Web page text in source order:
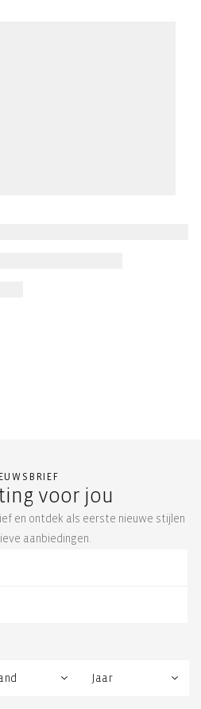
voor jou
en ontdek als eerste nieuwe stijlen
aanbiedingen.